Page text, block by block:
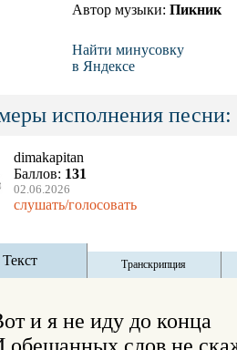
Автор музыки: Пикник
Найти минусовку
в Яндексе
исполнения песни:
dimakapitan
Баллов: 131
02.06.2026
слушать/голосовать
Текст Транскрипция
и я не иду до конца